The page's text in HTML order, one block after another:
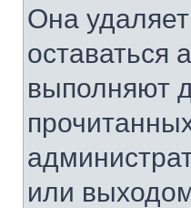
Она
оставаться
выполняют
или